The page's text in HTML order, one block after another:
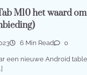
M10 het waard
6 Min Read 0
een nieuwe Android